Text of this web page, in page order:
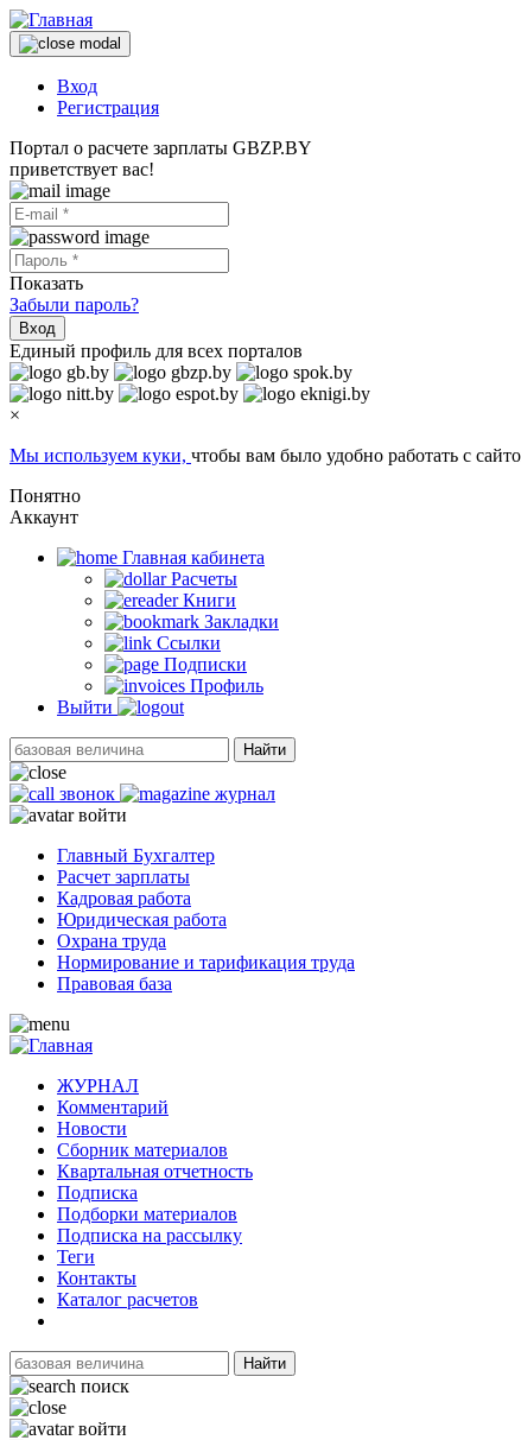
Вход
Регистрация
Портал о расчете зарплаты GBZP.BY
приветствует вас!
Показать
Забыли пароль?
Вход
Единый профиль для всех порталов
×
Мы используем куки, чтобы вам было удобно работать с
Понятно
Аккаунт
Главная кабинетa
Расчеты
Книги
Закладки
Ссылки
Подписки
Профиль
Выйти
Найти
звонок
журнал
войти
Главный Бухгалтер
Расчет зарплаты
Кадровая работа
Юридическая работа
Охрана труда
Нормирование и тарификация труда
Правовая база
ЖУРНАЛ
Комментарий
Новости
Сборник материалов
Квартальная отчетность
Подписка
Подборки материалов
Подписка на рассылку
Теги
Контакты
Каталог расчетов
Найти
поиск
войти